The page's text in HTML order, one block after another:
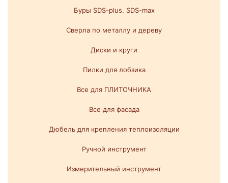
Буры SDS-plus. SDS-max
Сверла по металлу и дереву
Диски и круги
Пилки для лобзика
Все для ПЛИТОЧНИКА
Все для фасада
Дюбель для крепления теплоизоляции
Ручной инструмент
Измерительный инструмент